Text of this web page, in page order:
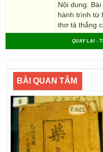
Nội dung:
hành trình từ
thơ tả thắng
QUAY LẠI -
BÀI QUAN TÂM